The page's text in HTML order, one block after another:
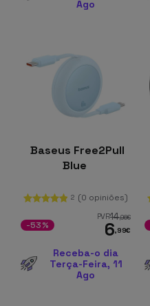
Ago
Baseus Free2Pull
Blue
2 (0 opiniões)
PVR14,96€
6,99€
-53%
Receba-o dia
Terça-Feira, 11
Ago